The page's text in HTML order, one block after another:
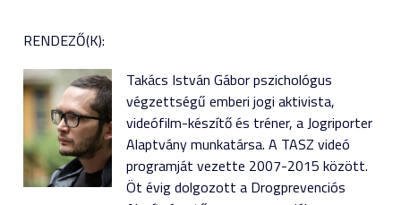
RENDEZŐ(K):
Takács István Gábor pszichológus
végzettségű emberi jogi aktivista,
videófilm-készítő és tréner, a Jogriporter
Alaptvány munkatársa. A TASZ videó
programját vezette 2007-2015 között.
Öt évig dolgozott a Drogprevenciós